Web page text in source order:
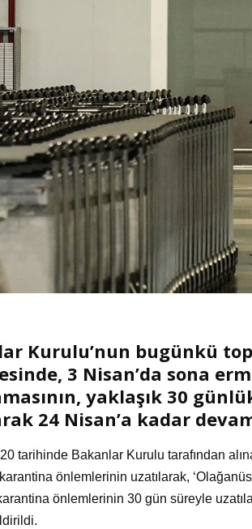
Kurulu’nun bugünkü
3 Nisan’da sona
yaklaşık 30
24 Nisan’a kadar
tarihinde Bakanlar Kurulu tarafından
önlemlerinin uzatılarak,
önlemlerinin 30 gün süreyle